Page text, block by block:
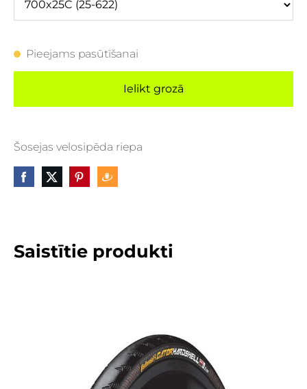
Pieejams pasūtīšanai
Ielikt grozā
Šosejas velosipēda riepa
Saistītie produkti